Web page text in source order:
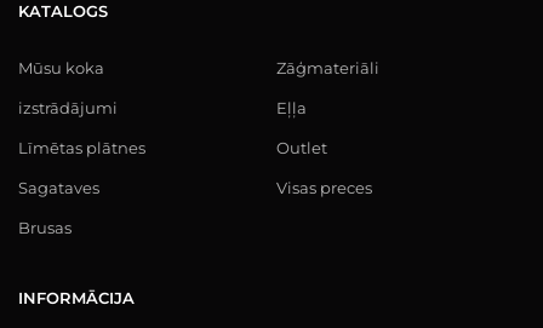
KATALOGS
Mūsu koka
izstrādājumi
Līmētas plātnes
Sagataves
Brusas
Zāģmateriāli
Eļļa
Outlet
Visas preces
INFORMĀCIJA